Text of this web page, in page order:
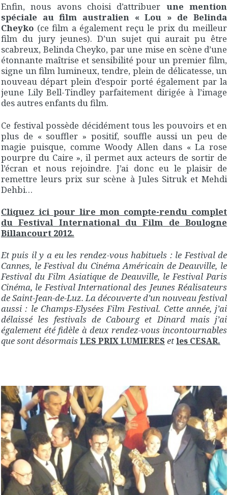
Enfin, nous avons choisi d’attribuer une mention
spéciale au film australien « Lou » de Belinda
Cheyko (ce film a également reçu le prix du meilleur
film du jury jeunes). D’un sujet qui aurait pu être
scabreux, Belinda Cheyko, par une mise en scène d’une
étonnante maîtrise et sensibilité pour un premier film,
signe un film lumineux, tendre, plein de délicatesse, un
nouveau départ plein d’espoir porté également par la
jeune Lily Bell-Tindley parfaitement dirigée à l’image
des autres enfants du film.
Ce festival possède décidément tous les pouvoirs et en
plus de « souffler » positif, souffle aussi un peu de
magie puisque, comme Woody Allen dans « La rose
pourpre du Caire », il permet aux acteurs de sortir de
l’écran et nous rejoindre. J’ai donc eu le plaisir de
remettre leurs prix sur scène à Jules Sitruk et Mehdi
Dehbi…
Cliquez ici pour lire mon compte-rendu complet
du Festival International du Film de Boulogne
Billancourt 2012.
Et puis il y a eu les rendez-vous habituels : le Festival de
Cannes, le Festival du Cinéma Américain de Deauville, le
Festival du Film Asiatique de Deauville, le Festival Paris
Cinéma, le Festival International des Jeunes Réalisateurs
de Saint-Jean-de-Luz. La découverte d’un nouveau festival
aussi : le Champs-Elysées Film Festival. Cette année, j’ai
délaissé les festivals de Cabourg et Dinard mais j’ai
également été fidèle à deux rendez-vous incontournables
que sont désormaisLES PRIX LUMIERES etles CESAR.